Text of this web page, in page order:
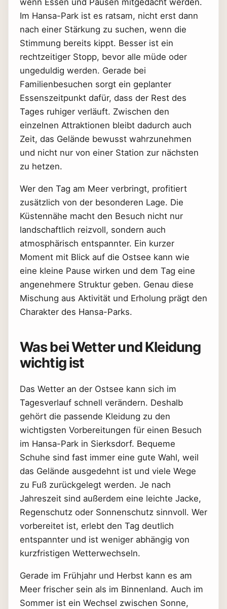
Im Hansa-Park ist es ratsam, nicht erst dann
nach einer Stärkung zu suchen, wenn die
Stimmung bereits kippt. Besser ist ein
rechtzeitiger Stopp, bevor alle müde oder
ungeduldig werden. Gerade bei
Familienbesuchen sorgt ein geplanter
Essenszeitpunkt dafür, dass der Rest des
Tages ruhiger verläuft. Zwischen den
einzelnen Attraktionen bleibt dadurch auch
Zeit, das Gelände bewusst wahrzunehmen
und nicht nur von einer Station zur nächsten
zu hetzen.
Wer den Tag am Meer verbringt, profitiert
zusätzlich von der besonderen Lage. Die
Küstennähe macht den Besuch nicht nur
landschaftlich reizvoll, sondern auch
atmosphärisch entspannter. Ein kurzer
Moment mit Blick auf die Ostsee kann wie
eine kleine Pause wirken und dem Tag eine
angenehmere Struktur geben. Genau diese
Mischung aus Aktivität und Erholung prägt den
Charakter des Hansa-Parks.
Was bei Wetter und Kleidung
wichtig ist
Das Wetter an der Ostsee kann sich im
Tagesverlauf schnell verändern. Deshalb
gehört die passende Kleidung zu den
wichtigsten Vorbereitungen für einen Besuch
im Hansa-Park in Sierksdorf. Bequeme
Schuhe sind fast immer eine gute Wahl, weil
das Gelände ausgedehnt ist und viele Wege
zu Fuß zurückgelegt werden. Je nach
Jahreszeit sind außerdem eine leichte Jacke,
Regenschutz oder Sonnenschutz sinnvoll. Wer
vorbereitet ist, erlebt den Tag deutlich
entspannter und ist weniger abhängig von
kurzfristigen Wetterwechseln.
Gerade im Frühjahr und Herbst kann es am
Meer frischer sein als im Binnenland. Auch im
Sommer ist ein Wechsel zwischen Sonne,